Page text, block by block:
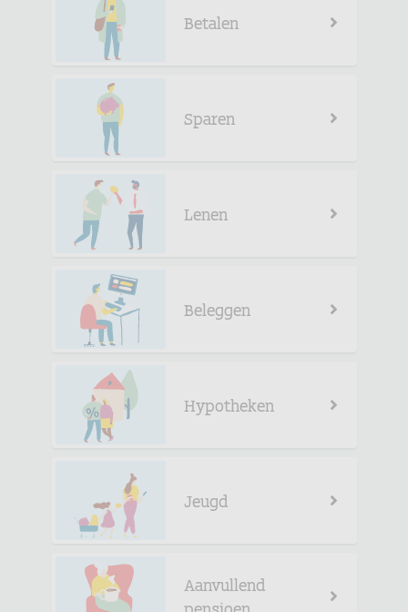
Betalen
Sparen
Lenen
Beleggen
Hypotheken
Jeugd
Aanvullend
pensioen